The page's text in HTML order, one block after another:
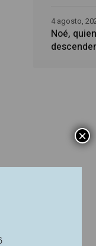
Noé,
4 agosto,
×